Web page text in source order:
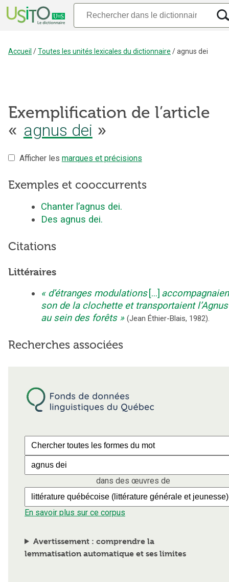
Accueil /Toutes les unités lexicales du dictionnaire /agnus dei
Exemplification de l’article
« agnus dei »
Afficher les marques et précisions
Exemples et cooccurrents
Chanter l’agnus dei.
Des agnus dei.
Citations
Littéraires
d’étranges modulations [...]
son de la clochette et transportaient
au sein des forêts
(Jean Éthier-Blais, 1982).
Recherches associées
dans des œuvres de
En savoir plus sur ce corpus
Avertissement : comprendre la
lemmatisation automatique et ses limites